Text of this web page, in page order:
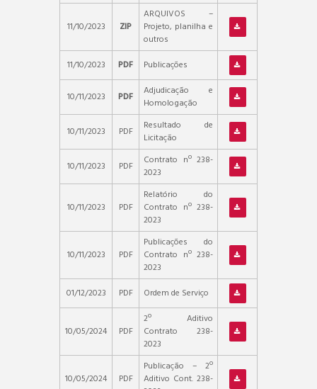
11/10/2023 ZIP
ARQUIVOS –
Projeto, planilha e
outros
11/10/2023
PDF Publicações
10/11/2023 PDF
Adjudicação e
Homologação
10/11/2023
PDF
Resultado de
Licitação
10/11/2023
PDF
Contrato nº 238-
2023
10/11/2023 PDF
Relatório do
Contrato nº 238-
2023
10/11/2023 PDF
Publicações do
Contrato nº 238-
2023
01/12/2023
PDF Ordem de Serviço
10/05/2024 PDF
2º Aditivo
Contrato 238-
2023
10/05/2024 PDF
Publicação – 2º
Aditivo Cont. 238-